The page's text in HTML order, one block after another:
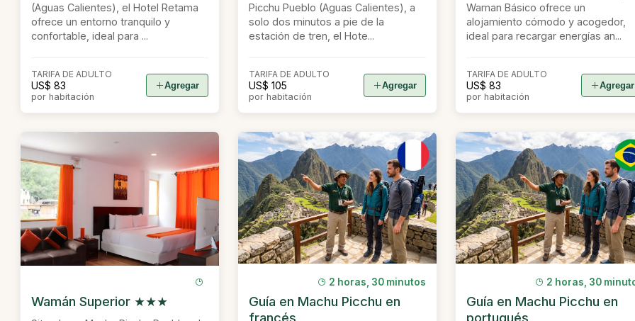
(Aguas Calientes), el Hotel Retama
ofrece un entorno tranquilo y
confortable, ideal para ...
TARIFA DE ADULTO
US$ 83
por habitación
Agregar
Picchu Pueblo (Aguas Calientes), a
solo dos minutos a pie de la
estación de tren, el Hote...
TARIFA DE ADULTO
US$ 105
por habitación
Agregar
Waman Básico ofrece un
alojamiento cómodo y acogedor,
ideal para recargar energías an...
TARIFA DE ADULTO
US$ 83
por habitación
Agregar
Wamán Superior ★★★
2 horas, 30 minutos
Guía en Machu Picchu en
francés
2 horas, 30
Guía en Machu Picchu en
portugués